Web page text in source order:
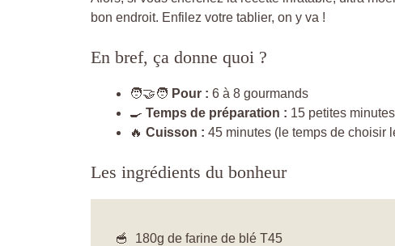
bon endroit. Enfilez votre tablier, on y va !
En bref, ça donne quoi ?
🧑‍🤝‍🧑 Pour : 6 à 8 gourmands
🍳 Temps de préparation : 15 petites minutes
🔥 Cuisson : 45 minutes (le temps de choisir
Les ingrédients du bonheur
180g de farine de blé T45